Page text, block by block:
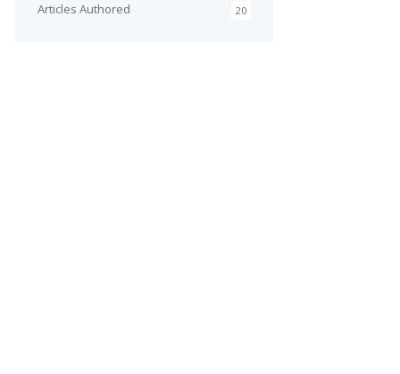
Articles Authored 20